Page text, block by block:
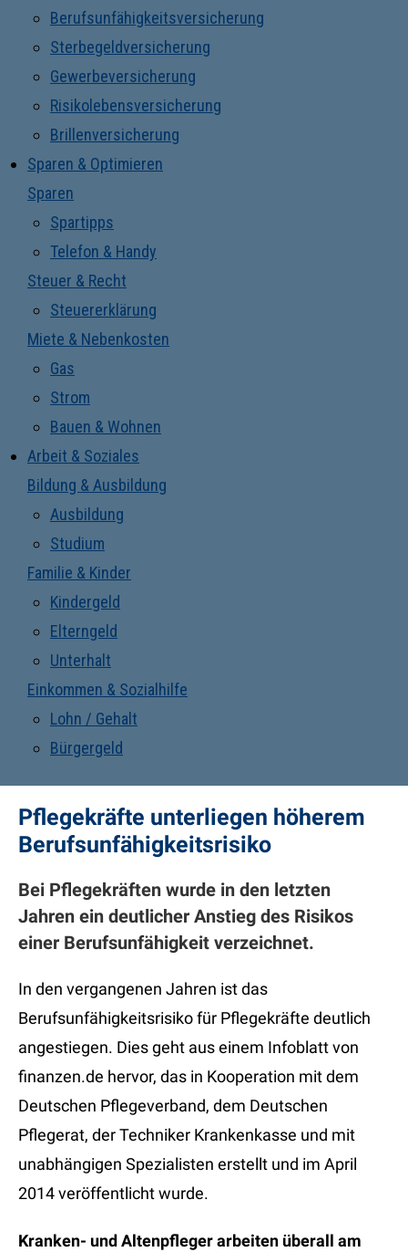
Berufsunfähigkeitsversicherung
Sterbegeldversicherung
Gewerbeversicherung
Risikolebensversicherung
Brillenversicherung
Sparen & Optimieren
Sparen
Spartipps
Telefon & Handy
Steuer & Recht
Steuererklärung
Miete & Nebenkosten
Gas
Strom
Bauen & Wohnen
Arbeit & Soziales
Bildung & Ausbildung
Ausbildung
Studium
Familie & Kinder
Kindergeld
Elterngeld
Unterhalt
Einkommen & Sozialhilfe
Lohn / Gehalt
Bürgergeld
Pflegekräfte unterliegen höherem
Berufsunfähigkeitsrisiko
Bei Pflegekräften wurde in den letzten
Jahren ein deutlicher Anstieg des Risikos
einer Berufsunfähigkeit verzeichnet.
In den vergangenen Jahren ist das
Berufsunfähigkeitsrisiko für Pflegekräfte deutlich
angestiegen. Dies geht aus einem Infoblatt von
finanzen.de hervor, das in Kooperation mit dem
Deutschen Pflegeverband, dem Deutschen
Pflegerat, der Techniker Krankenkasse und mit
unabhängigen Spezialisten erstellt und im April
2014 veröffentlicht wurde.
Kranken- und Altenpfleger arbeiten überall am